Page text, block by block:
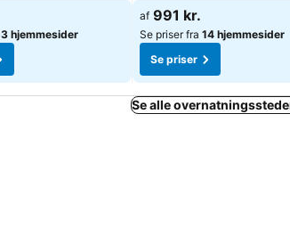
hjemmesider
Se priser
af 991 kr.
Se priser fra 14 hjemmesider
Se priser
Se alle